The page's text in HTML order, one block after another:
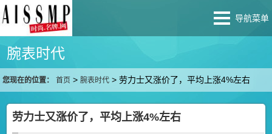
导航菜单
腕表时代
您现在的位置： 首页 >腕表时代 >劳力士又涨价了，平均上涨4%左右
劳力士又涨价了，平均上涨4%左右